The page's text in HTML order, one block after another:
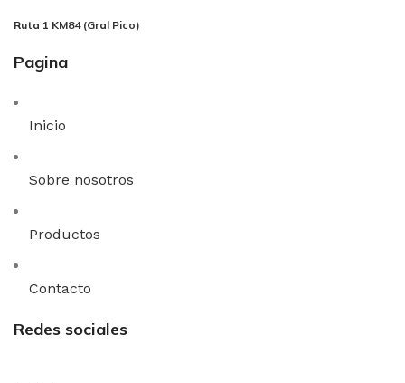
Ruta 1 KM84 (Gral Pico)​
Pagina
Inicio
Sobre nosotros
Productos
Contacto
Redes sociales